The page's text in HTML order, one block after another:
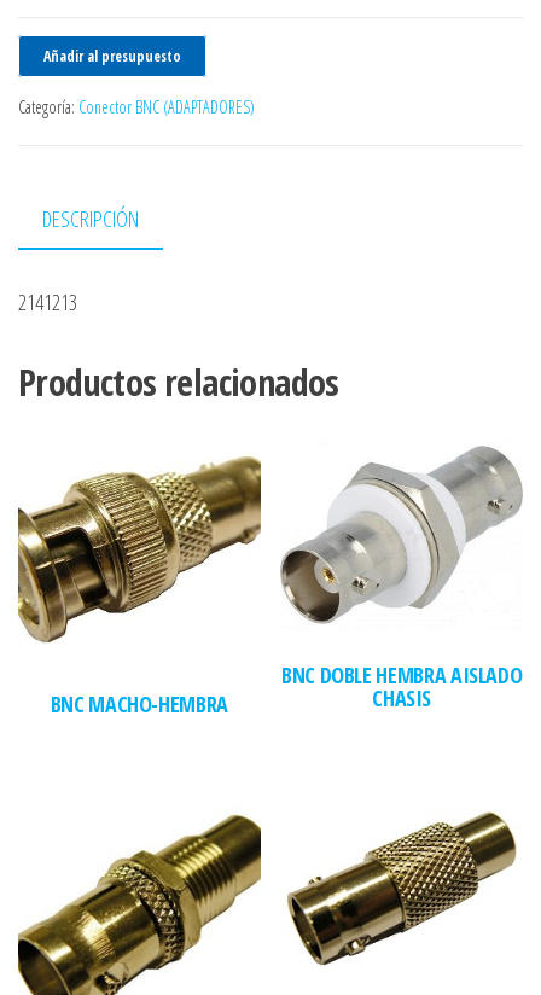
Añadir al presupuesto
Categoría: Conector BNC (ADAPTADORES)
DESCRIPCIÓN
2141213
Productos relacionados
BNC MACHO-HEMBRA
BNC DOBLE HEMBRA AISLADO
CHASIS